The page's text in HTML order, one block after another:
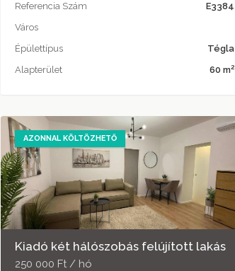
Referencia Szám
E3384
Város
Épülettípus
Tégla
Alapterület
60 m2
AZONNAL KÖLTÖZHETŐ
Kiadó két hálószobás felújított lakás
250 000 Ft / hó